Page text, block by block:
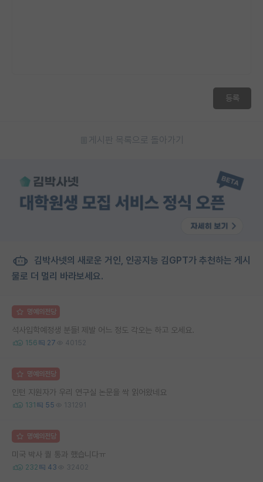
등록
게시판 목록으로 돌아가기
김박사넷의 새로운 거인, 인공지능 김GPT가 추천하는 게시
물로 더 멀리 바라보세요.
명예의전당
석사입학예정생 분들! 제발 어느 정도 각오는 하고 오세요.
156 27 40152
명예의전당
인턴 지원자가 우리 연구실 논문을 싹 읽어왔네요
131 55 131291
명예의전당
미국 박사 퀄 통과 했습니다ㅠ
232 43 32402